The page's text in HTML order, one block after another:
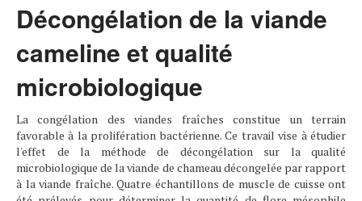
Décongélation de la viande
cameline et qualité
microbiologique
La congélation des viandes fraîches constitue un terrain
favorable à la prolifération bactérienne. Ce travail vise à étudier
l'effet de la méthode de décongélation sur la qualité
microbiologique de la viande de chameau décongelée par rapport
à la viande fraîche. Quatre échantillons de muscle de cuisse ont